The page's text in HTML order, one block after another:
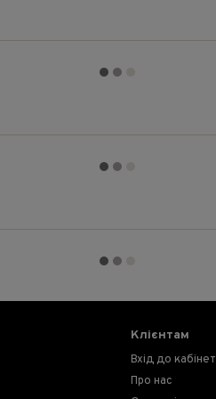
Клієнтам
Вхід до
Про нас